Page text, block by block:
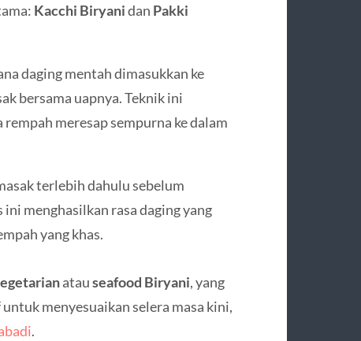
Kacchi Biryanidan Pakki
daging mentah dimasukkan ke
bersama uapnya. Teknik ini
meresap sempurna ke dalam
terlebih dahulu sebelum
menghasilkan rasa daging yang
yang khas.
atauseafood Biryani, yang
menyesuaikan selera masa kini,
.